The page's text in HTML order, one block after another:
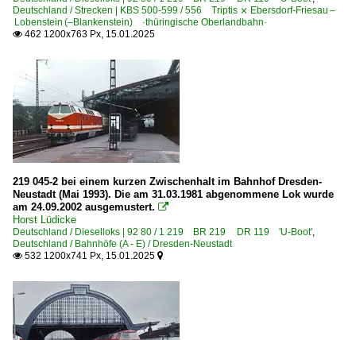
Deutschland / Strecken | KBS 500-599 / 556 Triptis ⨯ Ebersdorf-Friesau –
Lobenstein (–Blankenstein) ·thüringische Oberlandbahn·
 462 1200x763 Px, 15.01.2025
219 045-2 bei einem kurzen Zwischenhalt im Bahnhof Dresden-
Neustadt (Mai 1993). Die am 31.03.1981 abgenommene Lok wurde
am 24.09.2002 ausgemustert. 
Horst Lüdicke
Deutschland / Dieselloks | 92 80 / 1 219 BR 219 DR 119 'U-Boot'
Deutschland / Bahnhöfe (A - E) / Dresden-Neustadt
 532 1200x741 Px, 15.01.2025 